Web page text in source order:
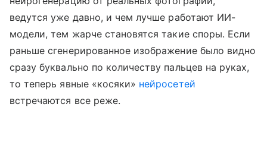
ведутся уже давно, и чем лучше работают ИИ-
модели, тем жарче становятся такие споры. Если
раньше сгенерированное изображение было видно
сразу буквально по количеству пальцев на руках,
то теперь явные «косяки» нейросетей
встречаются все реже.